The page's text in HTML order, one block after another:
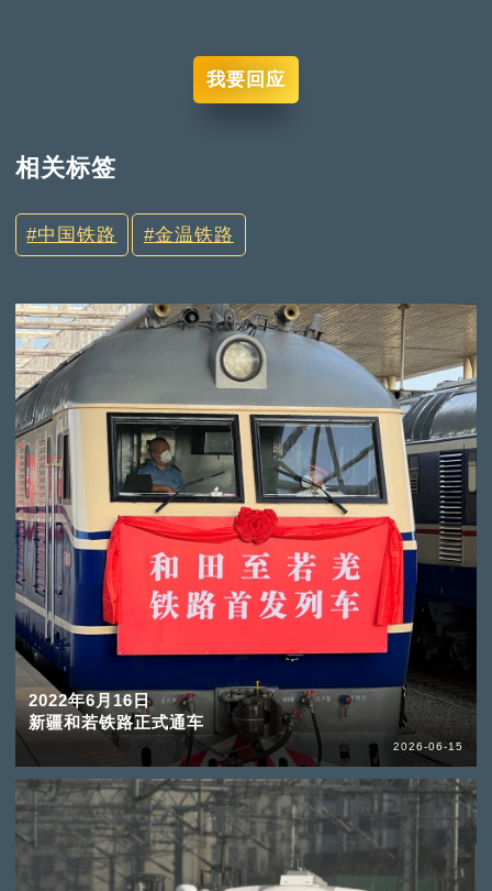
我要回应
相关标签
中国铁路 金温铁路
2022年6月16日
新疆和若铁路正式通车
2026-06-15